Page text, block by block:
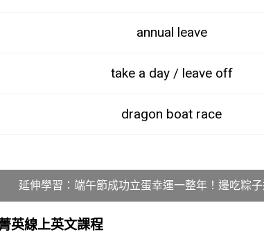
annual leave
take a day / leave off
dragon boat race
延伸學習：端午節成功立蛋幸運一整年！邊吃粽
英線上英文課程